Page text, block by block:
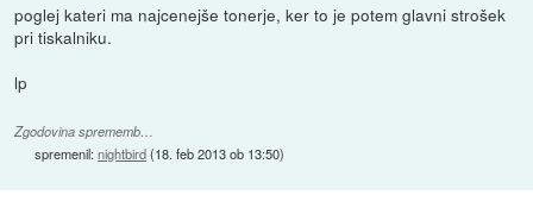
poglej kateri ma najcenejše tonerje, ker to je potem glavni strošek
pri tiskalniku.
lp
Zgodovina sprememb…
spremenil:nightbird(18. feb 2013 ob 13:50)